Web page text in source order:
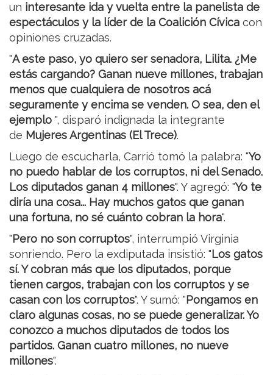
un interesante ida y vuelta entre la panelista de
espectáculos y la líder de la Coalición Cívica con
opiniones cruzadas.
"A este paso, yo quiero ser senadora, Lilita. ¿Me
estás cargando? Ganan nueve millones, trabajan
menos que cualquiera de nosotros acá
seguramente y encima se venden. O sea, den el
ejemplo ", disparó indignada la integrante
de Mujeres Argentinas (El Trece).
Luego de escucharla, Carrió tomó la palabra: "Yo
no puedo hablar de los corruptos, ni del Senado.
Los diputados ganan 4 millones". Y agregó: "Yo te
diría una cosa... Hay muchos gatos que ganan
una fortuna, no sé cuánto cobran la hora".
"Pero no son corruptos", interrumpió Virginia
sonriendo. Pero la exdiputada insistió: "Los gatos
sí. Y cobran más que los diputados, porque
tienen cargos, trabajan con los corruptos y se
casan con los corruptos". Y sumó: "Pongamos en
claro algunas cosas, no se puede generalizar. Yo
conozco a muchos diputados de todos los
partidos. Ganan cuatro millones, no nueve
millones".